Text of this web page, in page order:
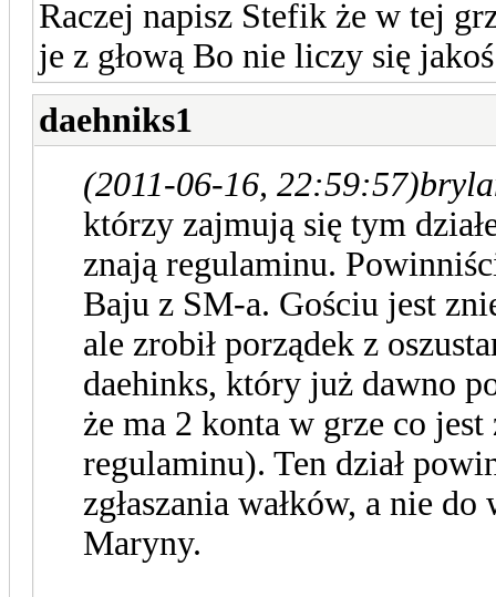
Raczej napisz Stefik że w tej
je z głową Bo nie liczy się
daehniks1
(2011-06-16, 22:59:57)
którzy zajmują się tym
znają regulaminu.
Baju z SM-a. Gościu jest
ale zrobił porządek z
daehinks, który już dawno
że ma 2 konta w grze co
regulaminu). Ten dział
zgłaszania wałków, a nie
Maryny.